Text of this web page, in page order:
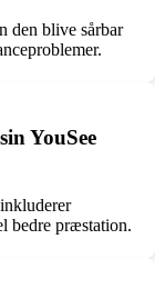
den blive sårbar
YouSee
bedre præstation.